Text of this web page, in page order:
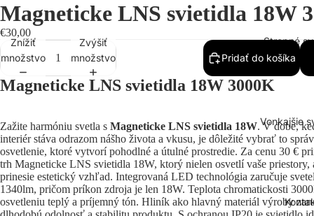
Stropné
Vonkajšie
Magneticke LNS svietidla 18W
€30,00
Znížiť
množstvo
Zvýšiť
množstvo
Pridať do košíka
Magneticke LNS svietidla 18W 3000K
Zažite harmóniu svetla s Magneticke LNS svietidla 18W. V dobe,
interiér stáva odrazom nášho života a vkusu, je dôležité vybrať to
osvetlenie, ktoré vytvorí pohodlné a útulné prostredie. Za cenu 30 €
trh Magneticke LNS svietidla 18W, ktorý nielen osvetlí vaše priestory,
prinesie estetický vzhľad. Integrovaná LED technológia zaručuje
1340lm, pričom príkon zdroja je len 18W. Teplota chromatickosti
osvetleniu teplý a príjemný tón. Hliník ako hlavný materiál výroby